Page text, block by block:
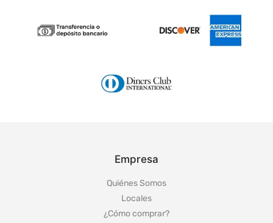
Empresa
Quiénes Somos
Locales
¿Cómo comprar?